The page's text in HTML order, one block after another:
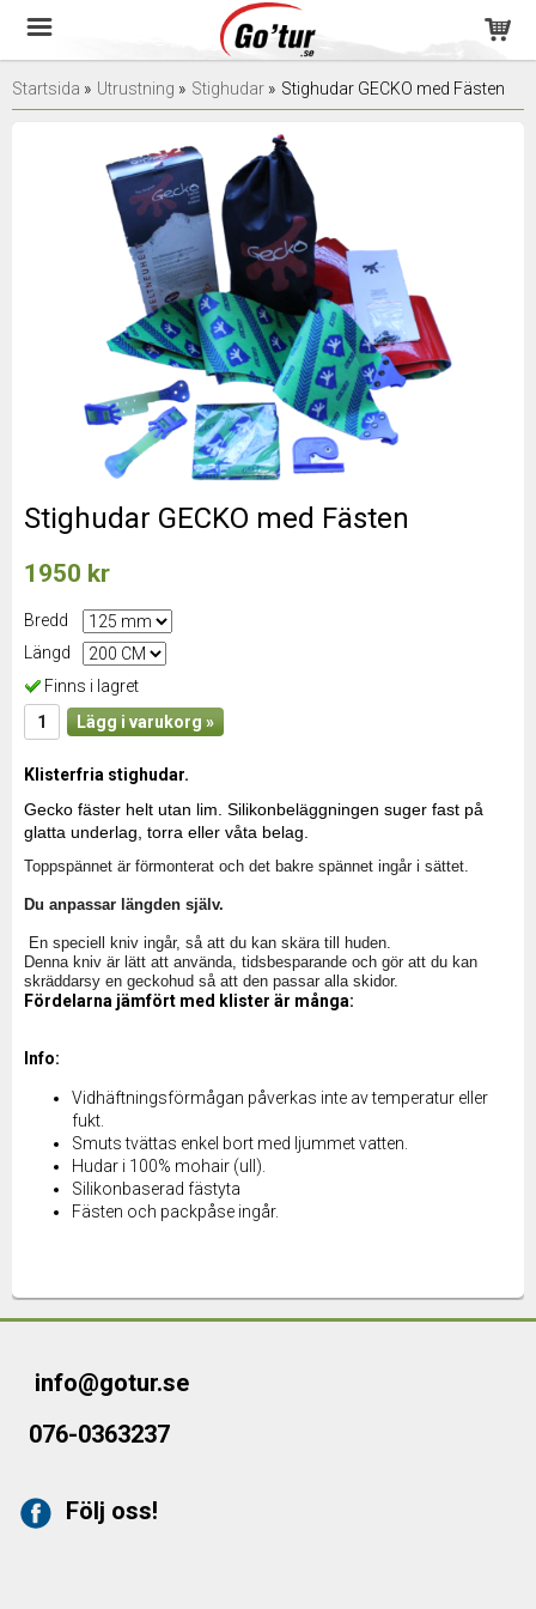
Startsida » Utrustning » Stighudar » Stighudar GECKO med Fästen
Stighudar GECKO med Fästen
1950 kr
Bredd
Längd
Finns i lagret
Lägg i varukorg »
Klisterfria stighudar.
Gecko fäster helt utan lim. Silikonbeläggningen suger fast på
glatta underlag, torra eller våta belag.
Toppspännet är förmonterat och det bakre spännet ingår i sättet.
Du anpassar längden själv.
En speciell kniv ingår, så att du kan skära till huden.
Denna kniv är lätt att använda, tidsbesparande och gör att du kan
skräddarsy en geckohud så att den passar alla skidor.
Fördelarna jämfört med klister är många:
Info:
Vidhäftningsförmågan påverkas inte av temperatur eller
fukt.
Smuts tvättas enkel bort med ljummet vatten.
Hudar i 100% mohair (ull).
Silikonbaserad fästyta
Fästen och packpåse ingår.
info@gotur.se
076-0363237
Följ oss!